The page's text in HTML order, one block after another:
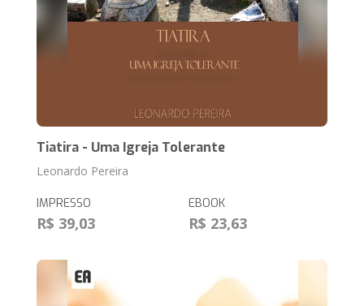
Tiatira - Uma Igreja Tolerante
Leonardo Pereira
IMPRESSO
R$ 39,03
EBOOK
R$ 23,63